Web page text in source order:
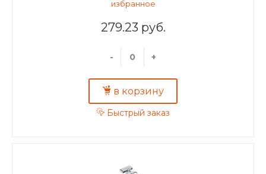
279.23 руб.
- +
в корзину
Быстрый заказ